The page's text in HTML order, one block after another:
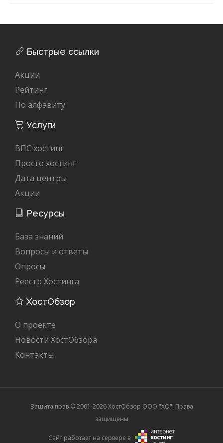
Быстрые ссылки
Акции
Рейтинг
По алфавиту
Услуги
ВПС хостинг
Просто хостинг
Дата центры
Акции
Ресурсы
База знаний
Вопросы и ответы
Опросы
Реестр Хостинга
ХостОбзор
О проекте
Новости ХостОбзора
Контакты
Защита прав © 2001-2026 ХостОбзор ООО "XO". Права
защищены
Сайт работает на сервере в